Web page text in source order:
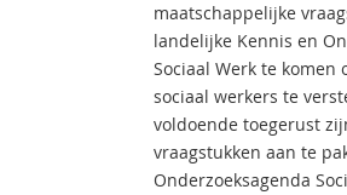
maatschappelijke
landelijke Kennis en
Sociaal Werk te komen
sociaal werkers te
voldoende toegerust
vraagstukken aan te
Onderzoeksagenda